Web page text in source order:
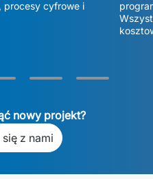
procesy cyfrowe i
nowy projekt?
z nami